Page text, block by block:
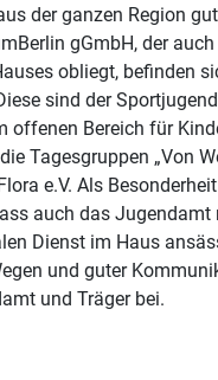
der ganzen Region
gGmbH, der
obliegt, befinden
sind der
offenen Bereich für
Tagesgruppen „Von
e.V. Als
auch das Jugendamt
Dienst im Haus
und guter
und Träger bei.